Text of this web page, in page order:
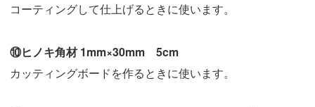
コーティングして仕上げるときに使います。
⑩ヒノキ角材 1mm×30mm 5cm
カッティングボードを作るときに使います。